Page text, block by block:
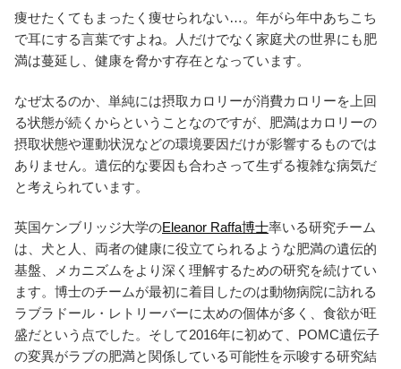
痩せたくてもまったく痩せられない…。年がら年中あちこち
で耳にする言葉ですよね。人だけでなく家庭犬の世界にも肥
満は蔓延し、健康を脅かす存在となっています。
なぜ太るのか、単純には摂取カロリーが消費カロリーを上回
る状態が続くからということなのですが、肥満はカロリーの
摂取状態や運動状況などの環境要因だけが影響するものでは
ありません。遺伝的な要因も合わさって生ずる複雑な病気だ
と考えられています。
英国ケンブリッジ大学のEleanor Raffa博士率いる研究チーム
は、犬と人、両者の健康に役立てられるような肥満の遺伝的
基盤、メカニズムをより深く理解するための研究を続けてい
ます。博士のチームが最初に着目したのは動物病院に訪れる
ラブラドール・レトリーバーに太めの個体が多く、食欲が旺
盛だという点でした。そして2016年に初めて、POMC遺伝子
の変異がラブの肥満と関係している可能性を示唆する研究結